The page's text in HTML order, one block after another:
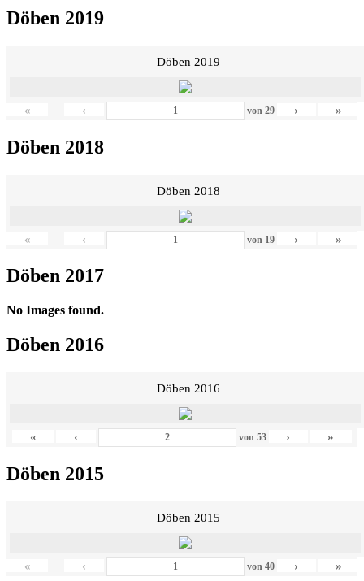
Döben 2019
Döben 2019
« ‹ von 29 › »
Döben 2018
Döben 2018
« ‹ von 19 › »
Döben 2017
No Images found.
Döben 2016
Döben 2016
« ‹ von 53 › »
Döben 2015
Döben 2015
« ‹ von 40 › »